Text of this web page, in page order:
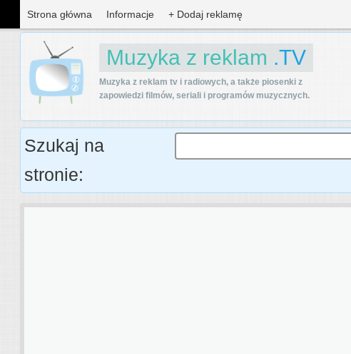
Strona główna Informacje + Dodaj reklamę
Muzyka z reklam .TV
Muzyka z reklam tv i radiowych, a także piosenki z
zapowiedzi filmów, seriali i programów muzycznych.
Szukaj na
stronie: